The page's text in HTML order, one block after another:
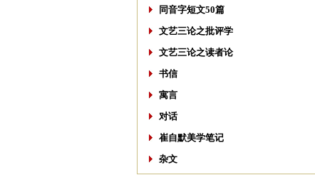
同音字短文50篇
文艺三论之批评学
文艺三论之读者论
书信
寓言
对话
崔自默美学笔记
杂文